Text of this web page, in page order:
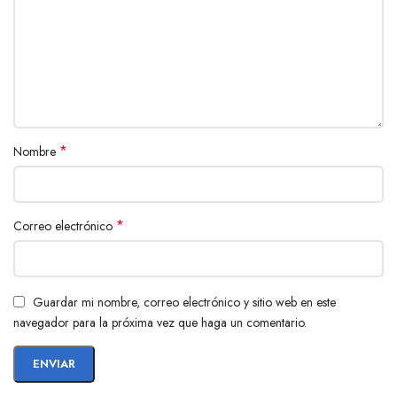
Nombre *
Correo electrónico *
Guardar mi nombre, correo electrónico y sitio web en este
navegador para la próxima vez que haga un comentario.